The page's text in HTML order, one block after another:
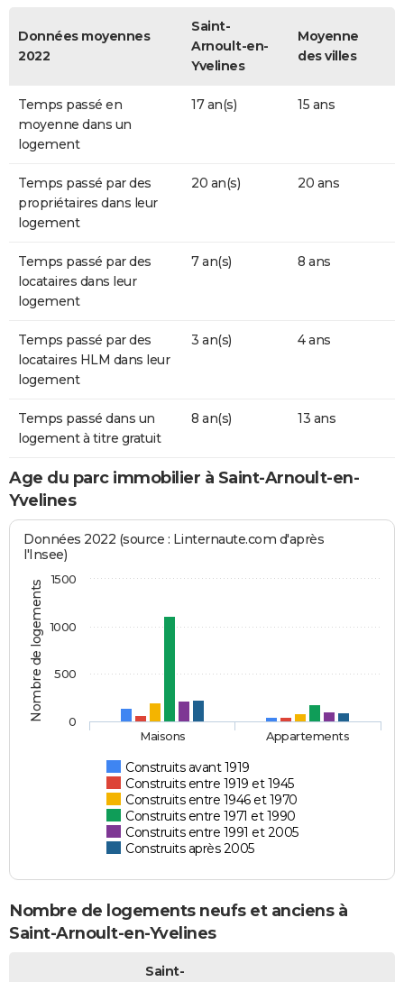
Données moyennes
2022
Saint-
Arnoult-en-
Yvelines
Moyenne
des villes
Temps passé en
moyenne dans un
logement
17 an(s) 15 ans
Temps passé par des
propriétaires dans leur
logement
20 an(s) 20 ans
Temps passé par des
locataires dans leur
logement
7 an(s) 8 ans
Temps passé par des
locataires HLM dans leur
logement
3 an(s) 4 ans
Temps passé dans un
logement à titre gratuit
8 an(s) 13 ans
Age du parc immobilier à Saint-Arnoult-en-
Yvelines
Nombre de logements
Données 2022 (source : Linternaute.com d'après
l'Insee)
Construits avant 1919
Construits entre 1919 et 1945
Construits entre 1946 et 1970
Construits entre 1971 et 1990
Construits entre 1991 et 2005
Construits après 2005
Maisons Appartements
0
500
1000
1500
Nombre de logements neufs et anciens à
Saint-Arnoult-en-Yvelines
Saint-